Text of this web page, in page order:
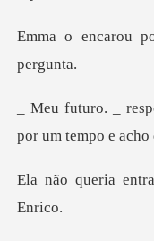
por um tempo e